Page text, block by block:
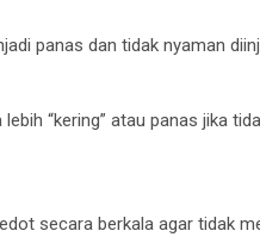
panas dan tidak nyaman
“kering” atau panas jika
secara berkala agar tidak